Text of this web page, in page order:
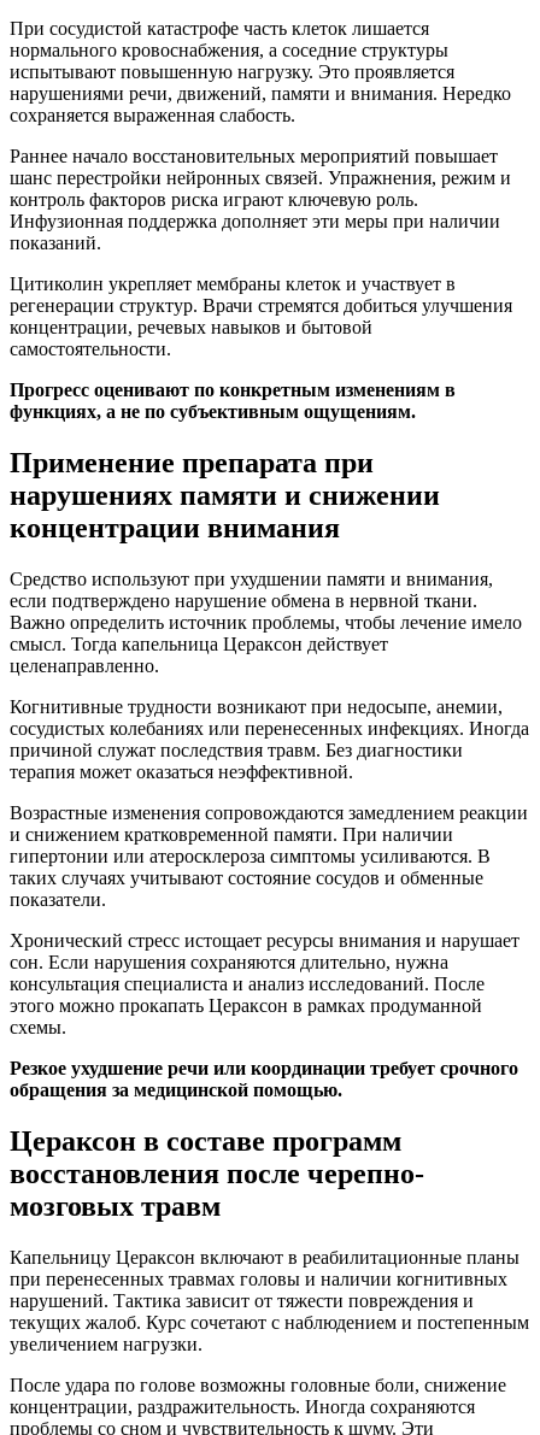
При сосудистой катастрофе часть клеток лишается
нормального кровоснабжения, а соседние структуры
испытывают повышенную нагрузку. Это проявляется
нарушениями речи, движений, памяти и внимания. Нередко
сохраняется выраженная слабость.
Раннее начало восстановительных мероприятий повышает
шанс перестройки нейронных связей. Упражнения, режим и
контроль факторов риска играют ключевую роль.
Инфузионная поддержка дополняет эти меры при наличии
показаний.
Цитиколин укрепляет мембраны клеток и участвует в
регенерации структур. Врачи стремятся добиться улучшения
концентрации, речевых навыков и бытовой
самостоятельности.
Прогресс оценивают по конкретным изменениям в
функциях, а не по субъективным ощущениям.
Применение препарата при
нарушениях памяти и снижении
концентрации внимания
Средство используют при ухудшении памяти и внимания,
если подтверждено нарушение обмена в нервной ткани.
Важно определить источник проблемы, чтобы лечение имело
смысл. Тогда капельница Цераксон действует
целенаправленно.
Когнитивные трудности возникают при недосыпе, анемии,
сосудистых колебаниях или перенесенных инфекциях. Иногда
причиной служат последствия травм. Без диагностики
терапия может оказаться неэффективной.
Возрастные изменения сопровождаются замедлением реакции
и снижением кратковременной памяти. При наличии
гипертонии или атеросклероза симптомы усиливаются. В
таких случаях учитывают состояние сосудов и обменные
показатели.
Хронический стресс истощает ресурсы внимания и нарушает
сон. Если нарушения сохраняются длительно, нужна
консультация специалиста и анализ исследований. После
этого можно прокапать Цераксон в рамках продуманной
схемы.
Резкое ухудшение речи или координации требует срочного
обращения за медицинской помощью.
Цераксон в составе программ
восстановления после черепно-
мозговых травм
Капельницу Цераксон включают в реабилитационные планы
при перенесенных травмах головы и наличии когнитивных
нарушений. Тактика зависит от тяжести повреждения и
текущих жалоб. Курс сочетают с наблюдением и постепенным
увеличением нагрузки.
После удара по голове возможны головные боли, снижение
концентрации, раздражительность. Иногда сохраняются
проблемы со сном и чувствительность к шуму. Эти